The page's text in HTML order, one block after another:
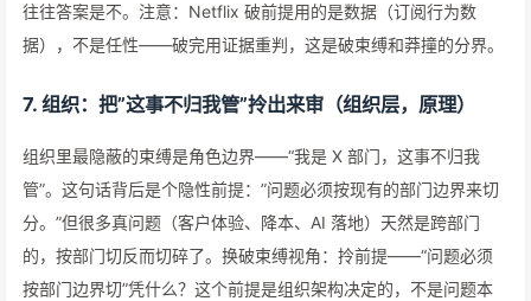
往往答案是不。注意：Netflix 破前提用的是数据（订阅行为数
据），不是任性——破完用证据重判，这是破束缚和莽撞的分界。
7. 组织：把”这事不归我管”拎出来审（组织层，原理）
组织里最隐蔽的束缚是角色边界——“我是 X 部门，这事不归我
管”。这句话背后是个隐性前提：”问题必须按现有的部门边界来切
分。”但很多真问题（客户体验、降本、AI 落地）天然是跨部门
的，按部门切反而切碎了。换破束缚视角：拎前提——“问题必须
按部门边界切”凭什么？这个前提是组织架构决定的，不是问题本